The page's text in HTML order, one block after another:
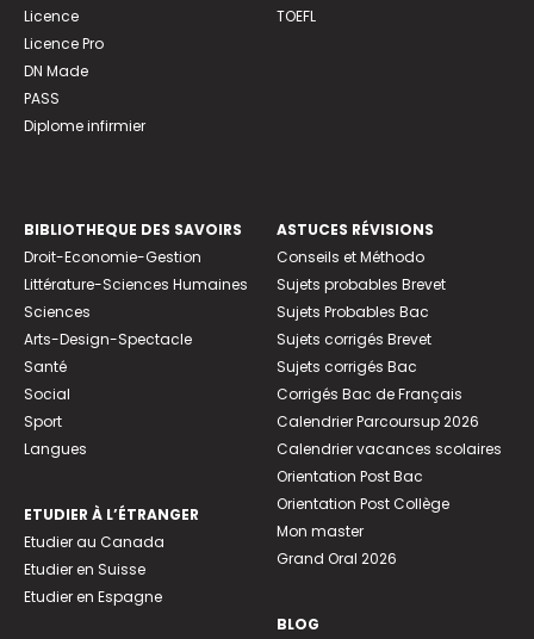
Licence
Licence Pro
DN Made
PASS
Diplome infirmier
TOEFL
BIBLIOTHEQUE DES SAVOIRS
Droit-Economie-Gestion
Littérature-Sciences Humaines
Sciences
Arts-Design-Spectacle
Santé
Social
Sport
Langues
ETUDIER À L’ÉTRANGER
Etudier au Canada
Etudier en Suisse
Etudier en Espagne
ASTUCES RÉVISIONS
Conseils et Méthodo
Sujets probables Brevet
Sujets Probables Bac
Sujets corrigés Brevet
Sujets corrigés Bac
Corrigés Bac de Français
Calendrier Parcoursup 2026
Calendrier vacances scolaires
Orientation Post Bac
Orientation Post Collège
Mon master
Grand Oral 2026
BLOG